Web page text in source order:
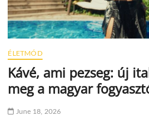
ÉLETMÓD
Kávé, ami pezseg: új
meg a magyar
June 18, 2026